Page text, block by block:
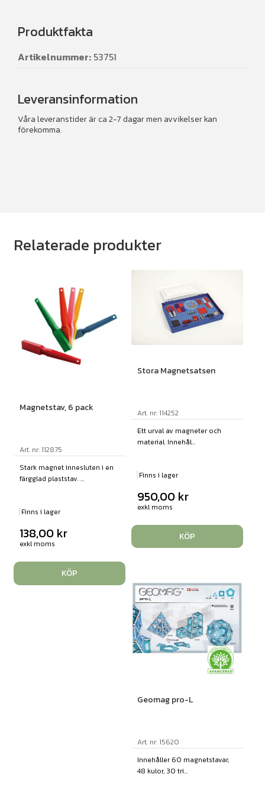
Produktfakta
Artikelnummer: 53751
Leveransinformation
Våra leveranstider är ca 2-7 dagar men avvikelser kan
förekomma.
Relaterade produkter
Magnetstav, 6 pack
Art. nr: 112875
Stark magnet innesluten i en
färgglad plaststav. ...
Finns i lager
138,00 kr
exkl moms
KÖP
Stora Magnetsatsen
Art. nr: 114252
Ett urval av magneter och
material. Innehål...
Finns i lager
950,00 kr
exkl moms
KÖP
Geomag pro-L
Art. nr: 15620
Innehåller 60 magnetstavar,
48 kulor, 30 tri...